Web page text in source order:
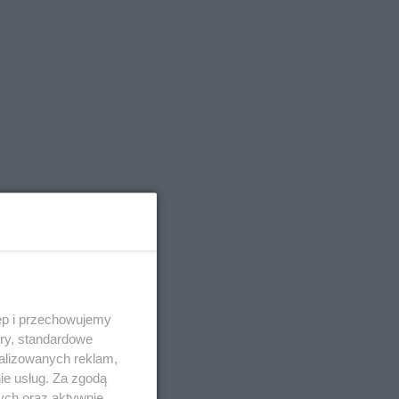
i przechowujemy
standardowe
reklam,
usług. Za zgodą